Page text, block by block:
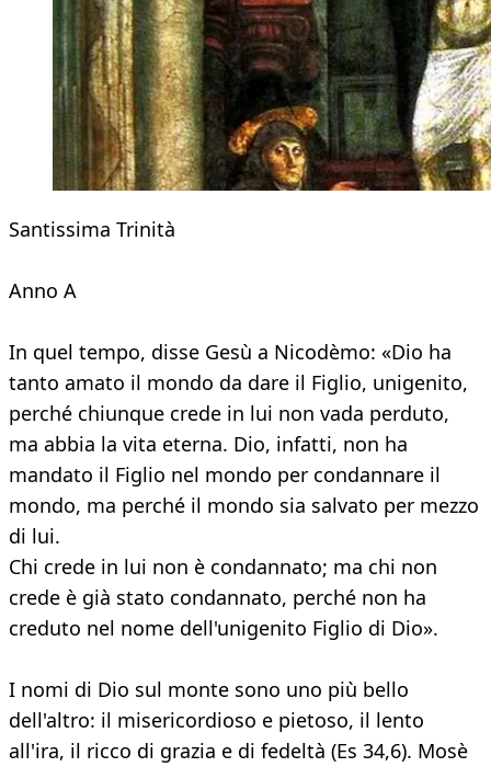
Santissima Trinità
Anno A
In quel tempo, disse Gesù a Nicodèmo: «Dio ha
tanto amato il mondo da dare il Figlio, unigenito,
perché chiunque crede in lui non vada perduto,
ma abbia la vita eterna. Dio, infatti, non ha
mandato il Figlio nel mondo per condannare il
mondo, ma perché il mondo sia salvato per mezzo
di lui.
Chi crede in lui non è condannato; ma chi non
crede è già stato condannato, perché non ha
creduto nel nome dell'unigenito Figlio di Dio».
I nomi di Dio sul monte sono uno più bello
dell'altro: il misericordioso e pietoso, il lento
all'ira, il ricco di grazia e di fedeltà (Es 34,6). Mosè